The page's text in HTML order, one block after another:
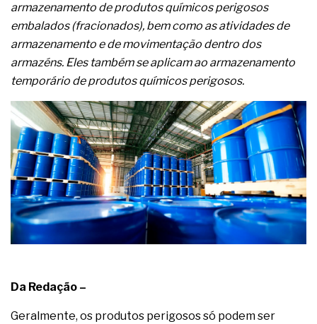
armazenamento de produtos químicos perigosos
embalados (fracionados), bem como as atividades de
armazenamento e de movimentação dentro dos
armazéns. Eles também se aplicam ao armazenamento
temporário de produtos químicos perigosos.
Da Redação –
Geralmente, os produtos perigosos só podem ser